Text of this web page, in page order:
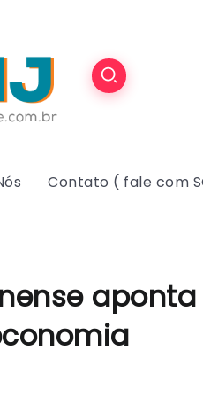
Contato ( fale com
aponta